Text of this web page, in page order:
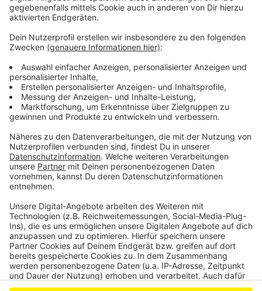
Anzeige
Weitere Meldungen aus Leverkusen
Anzeige
Leverkusen kriegt keine meisterlichen Ehrenbürger
Leverkusen bekommt wieder einen Aufräumtag
Viele Privatleute melden in Leverkusen Falschparker
Anzeige
Anzeige